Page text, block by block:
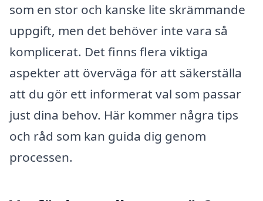
som en stor och kanske lite skrämmande
uppgift, men det behöver inte vara så
komplicerat. Det finns flera viktiga
aspekter att överväga för att säkerställa
att du gör ett informerat val som passar
just dina behov. Här kommer några tips
och råd som kan guida dig genom
processen.